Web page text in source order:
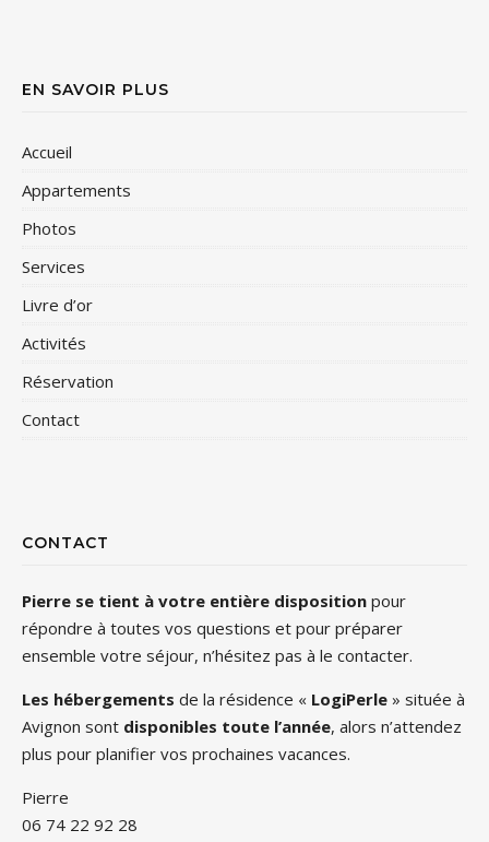
EN SAVOIR PLUS
Accueil
Appartements
Photos
Services
Livre d’or
Activités
Réservation
Contact
CONTACT
Pierre se tient à votre entière disposition pour
répondre à toutes vos questions et pour préparer
ensemble votre séjour, n’hésitez pas à le contacter.
Les hébergements de la résidence « LogiPerle » située à
Avignon sont disponibles toute l’année, alors n’attendez
plus pour planifier vos prochaines vacances.
Pierre
06 74 22 92 28